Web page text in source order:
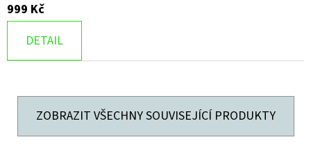
999 Kč
DETAIL
ZOBRAZIT VŠECHNY SOUVISEJÍCÍ PRODUKTY